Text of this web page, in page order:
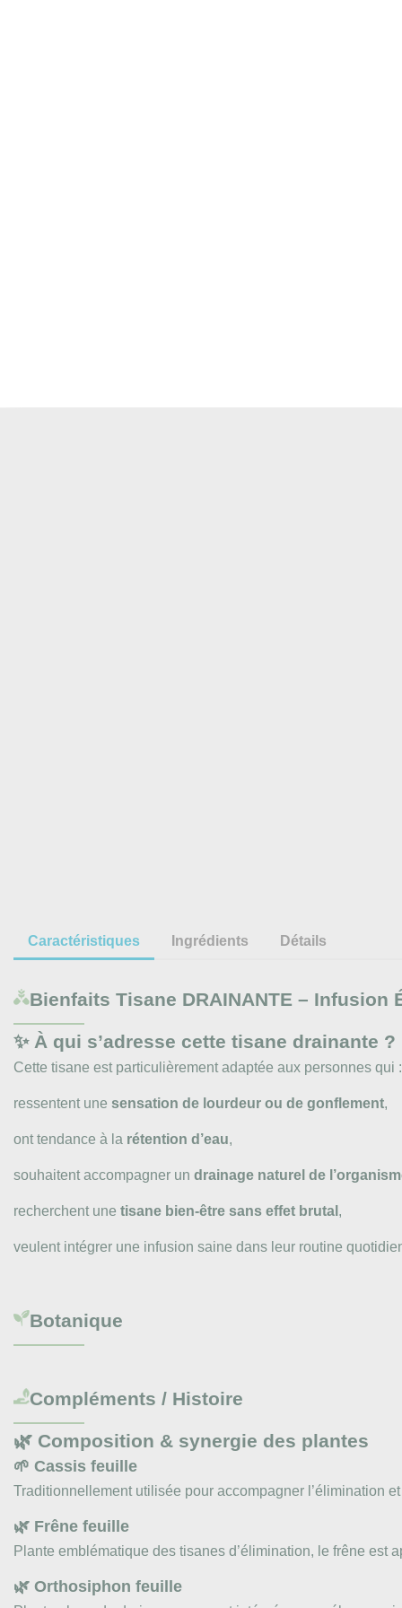
Caractéristiques Ingrédients Détails
Bienfaits Tisane DRAINANTE – Infusion
✨ À qui s’adresse cette tisane drainante ?
Cette tisane est particulièrement adaptée aux personnes qui :
ressentent une sensation de lourdeur ou de gonflement,
ont tendance à la rétention d’eau,
souhaitent accompagner un drainage naturel de
recherchent une tisane bien-être sans effet brutal ,
veulent intégrer une infusion saine dans leur routine
Botanique
Compléments / Histoire
🌿 Composition & synergie des plantes
🌱 Cassis feuille
Traditionnellement utilisée pour accompagner l’élimination
🌿 Frêne feuille
Plante emblématique des tisanes d’élimination, le frêne est
🌿 Orthosiphon feuille